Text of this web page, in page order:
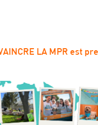
LA MPR est